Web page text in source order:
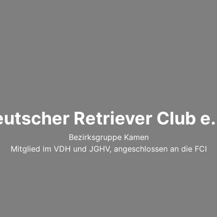
Retriever Club
Bezirksgruppe Kamen
Mitglied im VDH und JGHV, angeschlossen an die FCI